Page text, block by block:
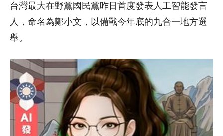
台灣最大在野黨國民黨昨日首度發表人工智能發言
人，命名為鄭小文，以備戰今年底的九合一地方選
舉。